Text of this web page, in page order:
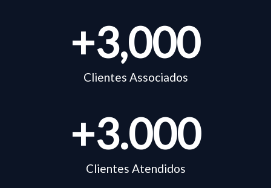
Clientes Associados
+3,000
Clientes Atendidos
+3.000